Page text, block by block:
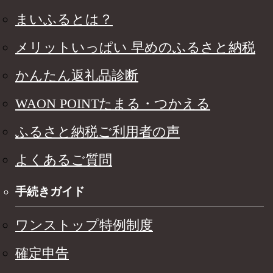
まいふるとは？
メリットいっぱい 早めのふるさと納税
かんたん返礼品診断
WAON POINTたまる・つかえる
ふるさと納税ご利用者の声
よくあるご質問
手続きガイド
ワンストップ特例制度
確定申告